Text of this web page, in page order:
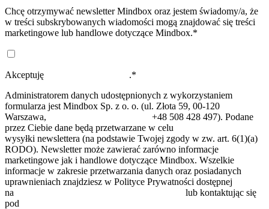
Chcę otrzymywać newsletterMindbox oraz jestem świadomy/a, że
w treści subskrybowanych wiadomości mogą znajdować się treści
marketingowe lub handlowe dotyczące Mindbox.*
Akceptuję
.*
Administratorem danych udostępnionych z wykorzystaniem
formularza jest Mindbox Sp. z o. o. (ul. Złota 59, 00-120
Warszawa,
+48 508 428 497). Podane
przez Ciebie dane będą przetwarzane w celu
wysyłki newslettera (na podstawie Twojej zgody w zw. art. 6(1)(a)
RODO). Newsletter może zawierać zarówno informacje
marketingowe jak i handlowe dotyczące Mindbox. Wszelkie
informacje w zakresie przetwarzania danych oraz posiadanych
uprawnieniach znajdziesz w Polityce Prywatności dostępnej
na
lub kontaktując się
pod